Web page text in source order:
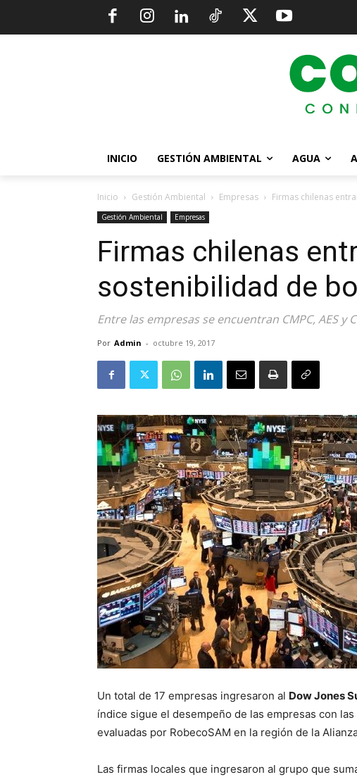
INICIO GESTIÓN AMBIENTAL AGUA
Inicio Gestión Ambiental Empresas Firmas chilenas
Gestión Ambiental Empresas
Firmas chilenas
sostenibilidad de
Entre las empresas se encuentran CMPC, AES y
Por Admin - octubre 19, 2017
Un total de 17 empresas ingresaron al Dow Jones
índice sigue el desempeño de las empresas con
evaluadas por RobecoSAM en la región de la
Las firmas locales que ingresaron al grupo que